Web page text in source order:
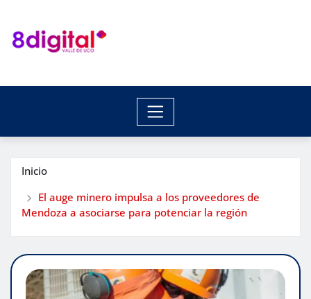
contenido
Inicio
El auge minero impulsa a los proveedores de
Mendoza a asociarse para potenciar la región